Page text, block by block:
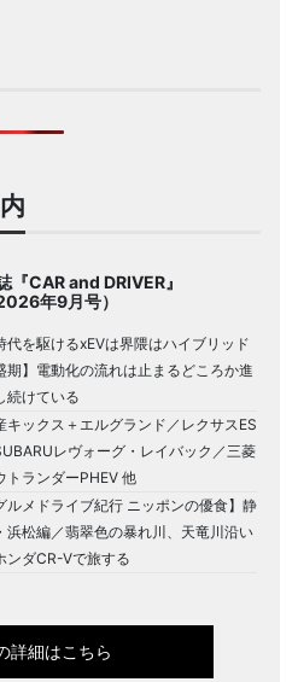
『CAR and DRIVER』
2026年9月号）
代を駆けるxEVは界隈はハイブリッド
期】電動化の流れは止まるどころか進
続けている
キックス＋エルグランド／レクサスES
レヴォーグ・レイバック／三菱
トランダーPHEV 他
ルメドライブ紀行 ニッポンの優食】静
浜松編／翡翠色の暴れ川、天竜川沿い
ンダCR-Vで旅する
詳細はこちら